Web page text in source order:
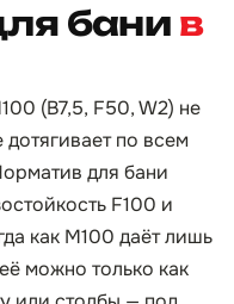
бани в
(B7,5, F50, W2) не
по всем
для бани
F100 и
как М100 даёт лишь
можно только как